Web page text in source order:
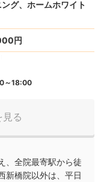
グ、ホームホワイト
円
～18:00
る
、全院最寄駅から徒
新橋院以外は、平日